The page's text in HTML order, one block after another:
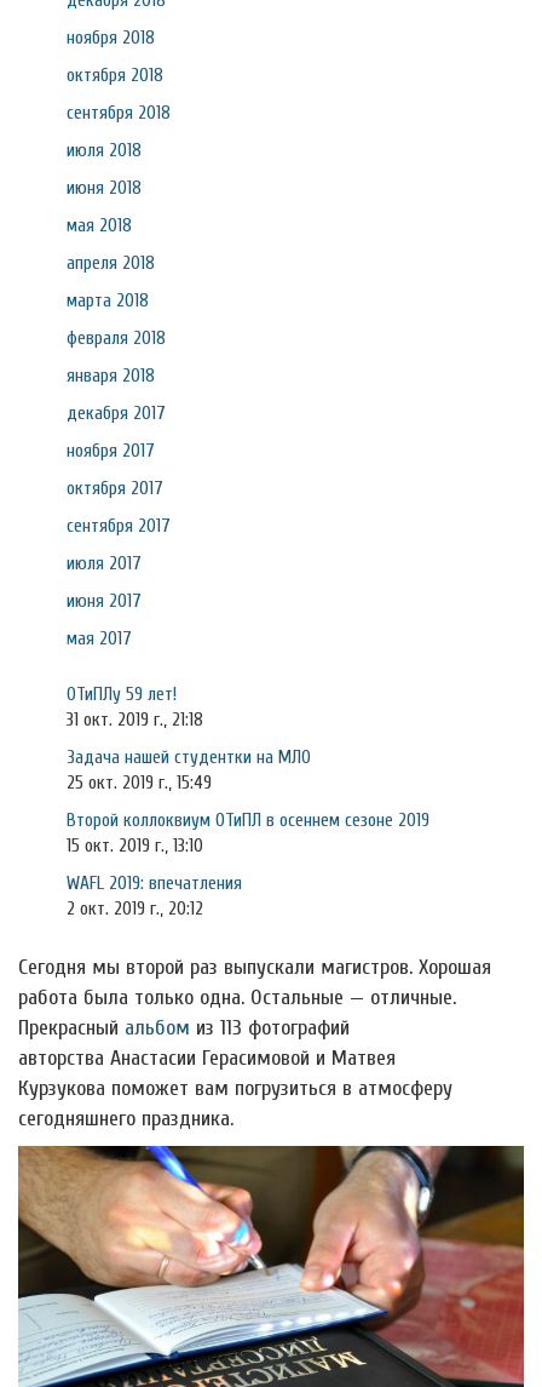
ноября 2018
октября 2018
сентября 2018
июля 2018
июня 2018
мая 2018
апреля 2018
марта 2018
февраля 2018
января 2018
декабря 2017
ноября 2017
октября 2017
сентября 2017
июля 2017
июня 2017
мая 2017
ОТиПЛу 59 лет!
31 окт. 2019 г., 21:18
Задача нашей студентки на МЛО
25 окт. 2019 г., 15:49
Второй коллоквиум ОТиПЛ в осеннем сезоне 2019
15 окт. 2019 г., 13:10
WAFL 2019: впечатления
2 окт. 2019 г., 20:12
Сегодня мы второй раз выпускали магистров. Хорошая
работа была только одна. Остальные — отличные.
Прекрасный альбом из 113 фотографий
авторства Анастасии Герасимовой и Матвея
Курзукова поможет вам погрузиться в атмосферу
сегодняшнего праздника.